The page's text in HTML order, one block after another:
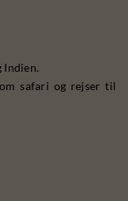
Indien.
safari og rejser til